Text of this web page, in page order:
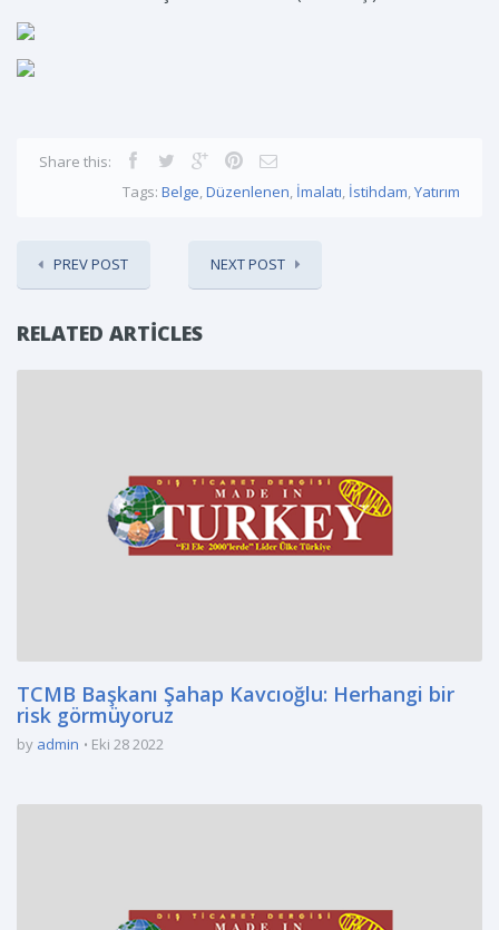
Share this:
Tags: Belge,Düzenlenen, İmalatı, İstihdam,Yatırım
PREV POST NEXT POST
RELATED ARTICLES
TCMB Başkanı Şahap Kavcıoğlu: Herhangi bir
risk görmüyoruz
by admin Eki 28 2022